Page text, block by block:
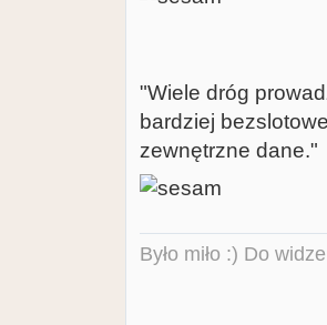
"Wiele dróg
bardziej
zewnętrzne dane."
Było miło :) Do